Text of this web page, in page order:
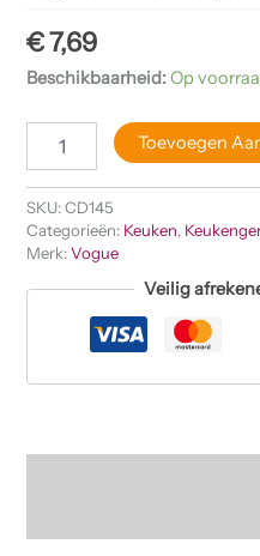
€7,69
Beschikbaarheid:Op
Toevoegen
SKU:CD145
Categorieën: Keuken,
Merk:Vogue
Veilig